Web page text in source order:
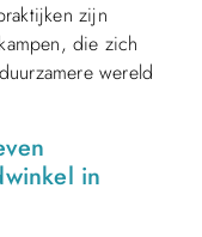
zijn
die zich
wereld
in